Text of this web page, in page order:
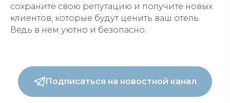
сохраните свою репутацию и получите новых
клиентов, которые будут ценить ваш отель.
Ведь в нем уютно и безопасно.
Подписаться на новостной канал